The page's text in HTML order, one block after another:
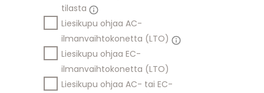
tilasta
Liesikupu ohjaa AC-
ilmanvaihtokonetta (LTO)
Liesikupu ohjaa EC-
ilmanvaihtokonetta (LTO)
Liesikupu ohjaa AC- tai EC-